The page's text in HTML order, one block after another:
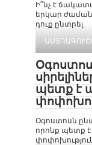
Ի՞նչ է
երկար
դուք ընտրել
պետք է
Օգոստոսն
որոնք պետք